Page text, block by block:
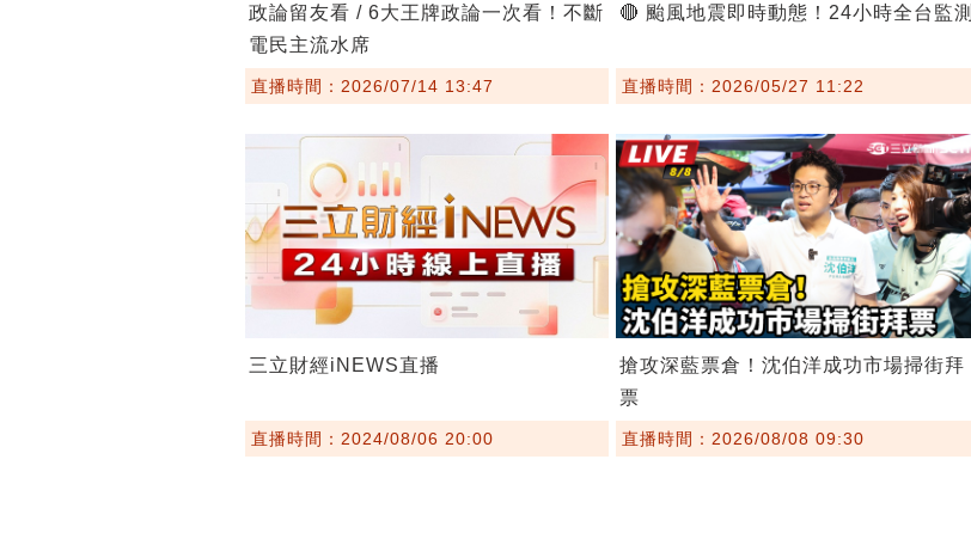
政論留友看 / 6大王牌政論一次看！不斷
電民主流水席
直播時間：2026/07/14 13:47
🔴 颱風地震即時動態！24小時全台監測
直播時間：2026/05/27 11:22
三立財經iNEWS直播
直播時間：2024/08/06 20:00
搶攻深藍票倉！沈伯洋成功市場掃街拜
票
直播時間：2026/08/08 09:30